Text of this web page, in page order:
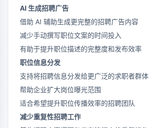
AI 生成招聘广告
借助 AI 辅助生成更完整的招聘广告内容
减少手动撰写职位文案的时间投入
有助于提升职位描述的完整度和发布效率
职位信息分发
支持将招聘信息分发给更广泛的求职者群体
帮助企业扩大岗位曝光范围
适合希望提升职位传播效率的招聘团队
减少重复性招聘工作